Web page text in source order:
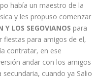
había un maestro de la
y les propuso comenzar
Y LOS SEGOVIANOS para
fiestas para amigos de el,
contratar, en ese
andar con los amigos
cuando ya Salio